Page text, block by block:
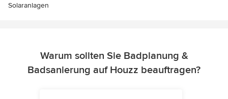
Solaranlagen
Warum sollten Sie Badplanung &
Badsanierung auf Houzz beauftragen?